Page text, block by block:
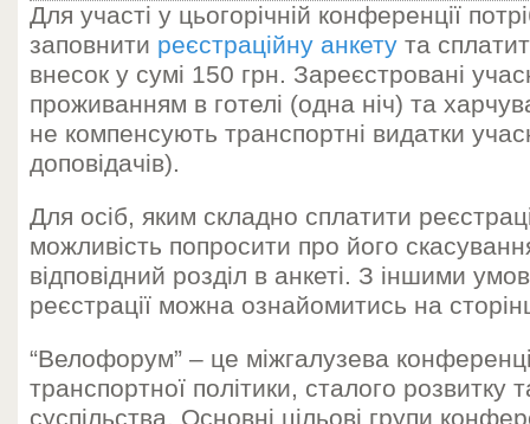
Для участі у цьогорічній конференції
заповнити реєстраційну анкету та
внесок у сумі 150 грн. Зареєстровані
проживанням в готелі (одна ніч) та
не компенсують транспортні видатки
доповідачів).
Для осіб, яким складно сплатити
можливість попросити про його
відповідний розділ в анкеті. З іншими
реєстрації можна ознайомитись на
“Велофорум” – це міжгалузева
транспортної політики, сталого розвитку
суспільства. Основні цільові групи